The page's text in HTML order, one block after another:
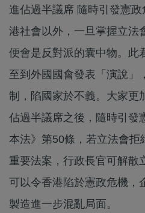
進佔過半議席 隨時引發憲
港社會以外，一旦掌握立法
便會是反對派的囊中物。此
至到外國國會發表「演說」
制，陷國家於不義。大家更
佔過半議席之後，隨時引發
本法》第50條，若立法會拒
重要法案，行政長官可解散
可以令香港陷於憲政危機，
製造進一步混亂局面。